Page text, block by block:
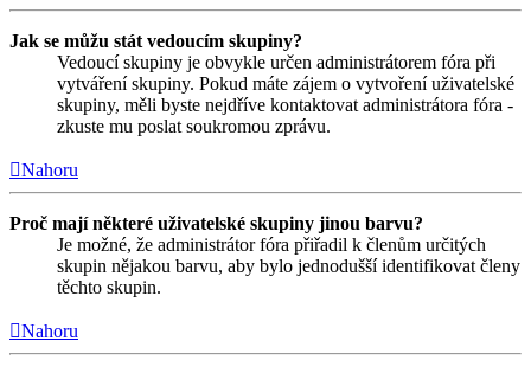
Jak se můžu stát vedoucím skupiny?
Vedoucí skupiny je obvykle určen administrátorem fóra při
vytváření skupiny. Pokud máte zájem o vytvoření uživatelské
skupiny, měli byste nejdříve kontaktovat administrátora fóra -
zkuste mu poslat soukromou zprávu.
Nahoru
Proč mají některé uživatelské skupiny jinou barvu?
Je možné, že administrátor fóra přiřadil k členům určitých
skupin nějakou barvu, aby bylo jednodušší identifikovat členy
těchto skupin.
Nahoru